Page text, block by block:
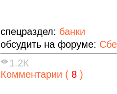
спецраздел: банки
обсудить на форуме:
1.2К
Комментарии ( 8 )